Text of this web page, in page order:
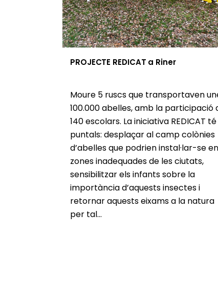
PROJECTE REDICAT a Riner
Moure 5 ruscs que transportaven
100.000 abelles, amb la participació
140 escolars. La iniciativa REDICAT
puntals: desplaçar al camp colònies
d’abelles que podrien instal·lar-se en
zones inadequades de les ciutats,
sensibilitzar els infants sobre la
importància d’aquests insectes i
retornar aquests eixams a la natura
per tal...